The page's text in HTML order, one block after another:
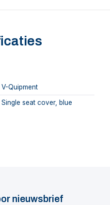
V-Quipment
Single seat cover, blue
nieuwsbrief